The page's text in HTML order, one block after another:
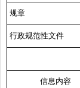
规章
行政规范性文件
信息内容